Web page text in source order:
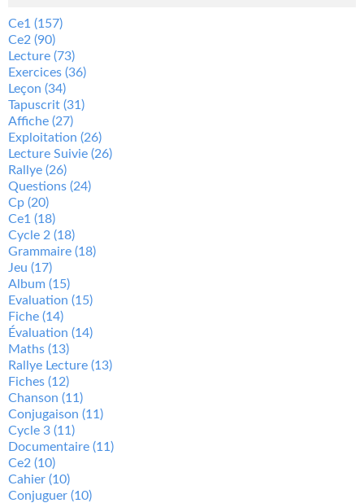
Ce1 (157)
Ce2 (90)
Lecture (73)
Exercices (36)
Leçon (34)
Tapuscrit (31)
Affiche (27)
Exploitation (26)
Lecture Suivie (26)
Rallye (26)
Questions (24)
Cp (20)
Ce1 (18)
Cycle 2 (18)
Grammaire (18)
Jeu (17)
Album (15)
Evaluation (15)
Fiche (14)
Évaluation (14)
Maths (13)
Rallye Lecture (13)
Fiches (12)
Chanson (11)
Conjugaison (11)
Cycle 3 (11)
Documentaire (11)
Ce2 (10)
Cahier (10)
Conjuguer (10)